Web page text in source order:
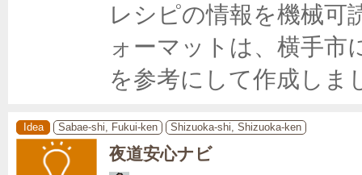
レシピの情報を機械可
ォーマットは、横手市
を参考にして作成しま
Idea Sabae-shi, Fukui-ken Shizuoka-shi, Shizuoka-ken
夜道安心ナビ